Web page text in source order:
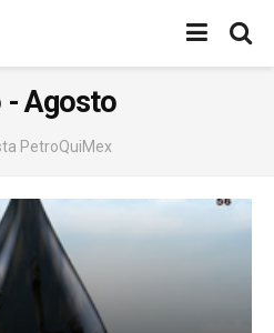
- Agosto
PetroQuiMex